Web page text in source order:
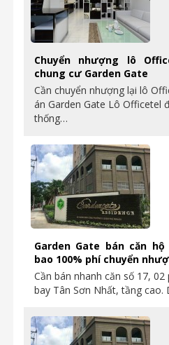
Chuyển nhượng lô
chung cư Garden Gate
Cần chuyển nhượng lại lô
án Garden Gate Lô Officetel
thống…
Garden Gate bán căn hộ
bao 100% phí chuyển
Cần bán nhanh căn số 17,
bay Tân Sơn Nhất, tầng cao.